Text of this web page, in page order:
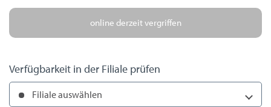
online derzeit vergriffen
Verfügbarkeit in der Filiale prüfen
Filiale auswählen